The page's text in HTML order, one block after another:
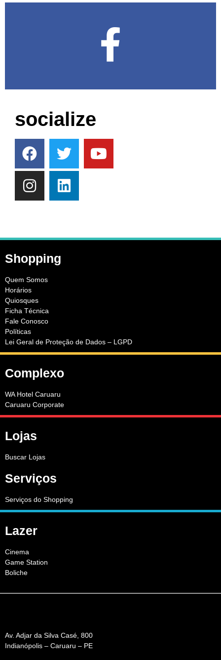
socialize
Shopping
Quem Somos
Horários
Quiosques
Ficha Técnica
Fale Conosco
Políticas
Lei Geral de Proteção de Dados – LGPD
Complexo
WA Hotel Caruaru
Caruaru Corporate
Lojas
Buscar Lojas
Serviços
Serviços do Shopping
Lazer
Cinema
Game Station
Boliche
Av. Adjar da Silva Casé, 800
Indianópolis – Caruaru – PE